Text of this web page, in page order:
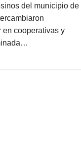
del municipio de
en cooperativas y